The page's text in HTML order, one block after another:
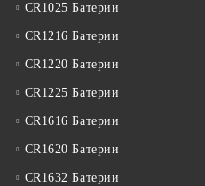
CR1025 Батерии
CR1216 Батерии
CR1220 Батерии
CR1225 Батерии
CR1616 Батерии
CR1620 Батерии
CR1632 Батерии